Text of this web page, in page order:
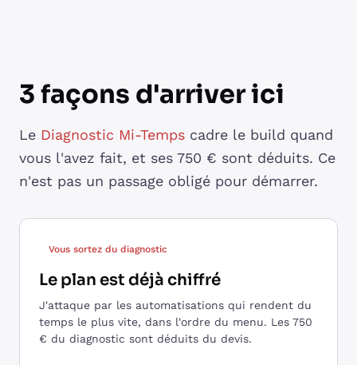
3 façons d'arriver ici
Le Diagnostic Mi-Temps cadre le build quand
vous l'avez fait, et ses 750 € sont déduits. Ce
n'est pas un passage obligé pour démarrer.
Vous sortez du diagnostic
Le plan est déjà chiffré
J'attaque par les automatisations qui rendent du
temps le plus vite, dans l'ordre du menu. Les 750
€ du diagnostic sont déduits du devis.